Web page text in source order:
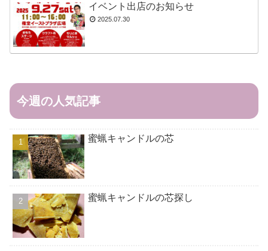
イベント出店のお知らせ
2025.07.30
今週の人気記事
蜜蝋キャンドルの芯
蜜蝋キャンドルの芯探し